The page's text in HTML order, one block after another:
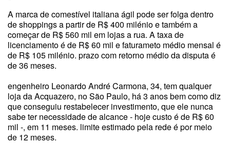
A marca de comestível italiana ágil pode ser folga dentro
de shoppings a partir de R$ 400 milénio e também a
começar de R$ 560 mil em lojas a rua. A taxa de
licenciamento é de R$ 60 mil e faturameto médio mensal é
de R$ 105 milénio. prazo com retorno médio da disputa é
de 36 meses.
engenheiro Leonardo André Carmona, 34, tem qualquer
loja da Acquazero, no São Paulo, há 3 anos bem como diz
que conseguiu restabelecer investimento, que ele nunca
sabe ter necessidade de alcance - hoje custo é de R$ 60
mil -, em 11 meses. limite estimado pela rede é por meio
de 12 meses.